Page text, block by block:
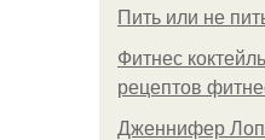
Пить или не
Фитнес
рецептов
Дженнифер